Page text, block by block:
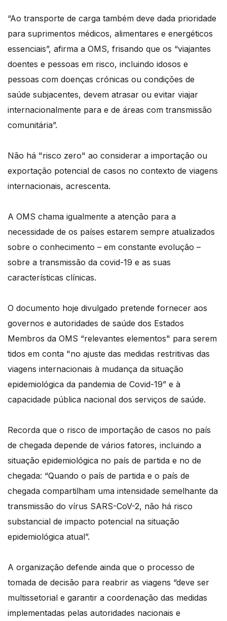
“Ao transporte de carga também deve dada prioridade
para suprimentos médicos, alimentares e energéticos
essenciais”, afirma a OMS, frisando que os “viajantes
doentes e pessoas em risco, incluindo idosos e
pessoas com doenças crónicas ou condições de
saúde subjacentes, devem atrasar ou evitar viajar
internacionalmente para e de áreas com transmissão
comunitária”.
Não há "risco zero" ao considerar a importação ou
exportação potencial de casos no contexto de viagens
internacionais, acrescenta.
A OMS chama igualmente a atenção para a
necessidade de os países estarem sempre atualizados
sobre o conhecimento – em constante evolução –
sobre a transmissão da covid-19 e as suas
características clínicas.
O documento hoje divulgado pretende fornecer aos
governos e autoridades de saúde dos Estados
Membros da OMS “relevantes elementos" para serem
tidos em conta "no ajuste das medidas restritivas das
viagens internacionais à mudança da situação
epidemiológica da pandemia de Covid-19” e à
capacidade pública nacional dos serviços de saúde.
Recorda que o risco de importação de casos no país
de chegada depende de vários fatores, incluindo a
situação epidemiológica no país de partida e no de
chegada: “Quando o país de partida e o país de
chegada compartilham uma intensidade semelhante da
transmissão do vírus SARS-CoV-2, não há risco
substancial de impacto potencial na situação
epidemiológica atual”.
A organização defende ainda que o processo de
tomada de decisão para reabrir as viagens “deve ser
multissetorial e garantir a coordenação das medidas
implementadas pelas autoridades nacionais e